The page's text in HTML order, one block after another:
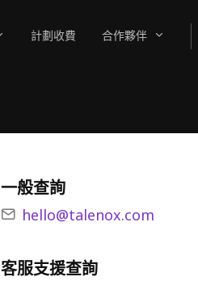
計劃收費 合作夥伴
一般查詢
hello@talenox.com
客服支援查詢